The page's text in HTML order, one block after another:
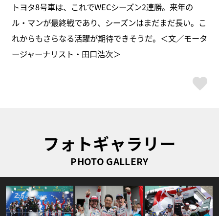
トヨタ8号車は、これでWECシーズン2連勝。来年の
ル・マンが最終戦であり、シーズンはまだまだ長い。こ
れからもさらなる活躍が期待できそうだ。＜文／モータ
ージャーナリスト・田口浩次＞
フォトギャラリー
PHOTO GALLERY